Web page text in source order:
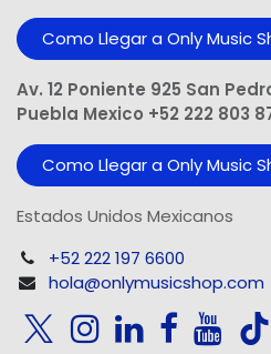
Como Llegar a Only Music
Av. 12 Poniente 925 San
Puebla Mexico +52 222 803
Como Llegar a Only Music
Estados Unidos Mexicanos
+52 222 197 6600
hola@onlymusicshop.com